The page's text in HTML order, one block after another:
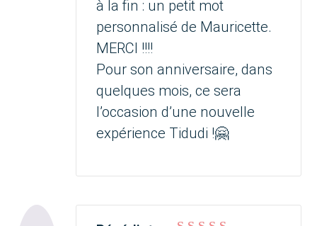
à la fin : un petit mot
personnalisé de Mauricette.
MERCI !!!!
Pour son anniversaire, dans
quelques mois, ce sera
l’occasion d’une nouvelle
expérience Tidudi !🤗